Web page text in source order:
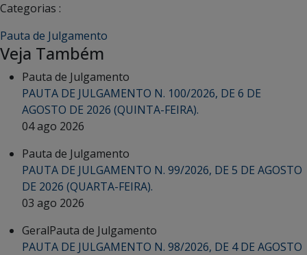
Categorias :
Pauta de Julgamento
Veja Também
Pauta de Julgamento
PAUTA DE JULGAMENTO N. 100/2026, DE 6 DE
AGOSTO DE 2026 (QUINTA-FEIRA).
04 ago 2026
Pauta de Julgamento
PAUTA DE JULGAMENTO N. 99/2026, DE 5 DE AGOSTO
DE 2026 (QUARTA-FEIRA).
03 ago 2026
GeralPauta de Julgamento
PAUTA DE JULGAMENTO N. 98/2026, DE 4 DE AGOSTO